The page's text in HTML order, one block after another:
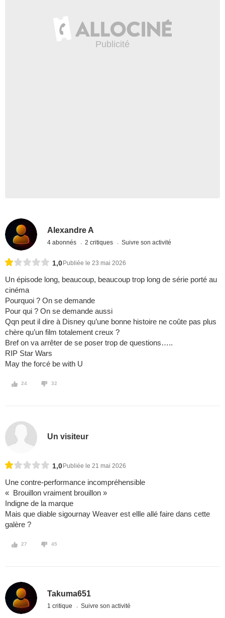
Alexandre A
4 abonnés 2 critiques Suivre son activité
1,0 Publiée le 23 mai 2026
Un épisode long, beaucoup, beaucoup trop long de série porté au
cinéma
Pourquoi ? On se demande
Pour qui ? On se demande aussi
Qqn peut il dire à Disney qu’une bonne histoire ne coûte pas plus
chère qu’un film totalement creux ?
Bref on va arrêter de se poser trop de questions…..
RIP Star Wars
May the forcé be with U
24 32
Un visiteur
1,0 Publiée le 21 mai 2026
Une contre-performance incompréhensible
« Brouillon vraiment brouillon »
Indigne de la marque
Mais que diable sigournay Weaver est ellle allé faire dans cette
galère ?
27 45
Takuma651
1 critique Suivre son activité